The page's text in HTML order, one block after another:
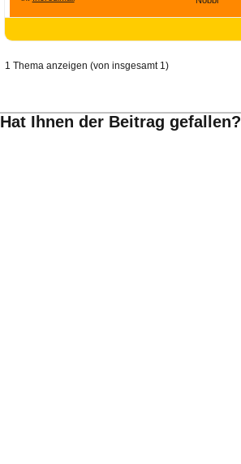
1 Thema anzeigen (von insgesamt 1)
Hat Ihnen der Beitrag gefallen?
Adresse: